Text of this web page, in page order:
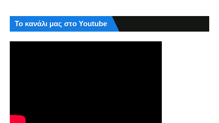
Το κανάλι μας στο Youtube